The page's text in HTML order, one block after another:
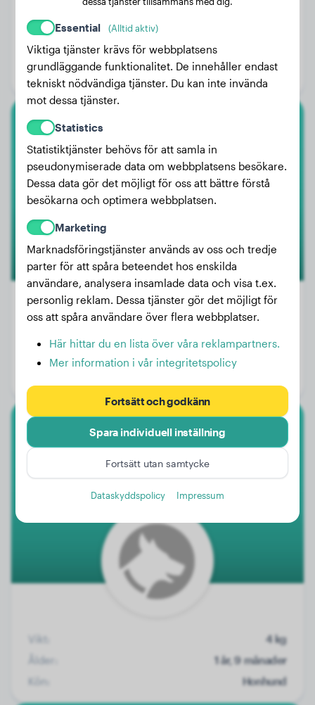
Vikt:
Ålder:
3 år, 6 månader
Kön:
Gaston
Ålder:
Dvärgpudel
Kaya
Vikt:
4 kg
Ålder:
1 år, 9 månader
Kön:
Honhund
Essential (Alltid aktiv)
Viktiga tjänster krävs för webbplatsens
grundläggande funktionalitet. De innehåller endast
tekniskt nödvändiga tjänster. Du kan inte invända
mot dessa tjänster.
Statistics
Statistiktjänster behövs för att samla in
pseudonymiserade data om webbplatsens besökare.
Dessa data gör det möjligt för oss att bättre förstå
besökarna och optimera webbplatsen.
Marketing
Marknadsföringstjänster används av oss och tredje
parter för att spåra beteendet hos enskilda
användare, analysera insamlade data och visa t.ex.
personlig reklam. Dessa tjänster gör det möjligt för
oss att spåra användare över flera webbplatser.
Här hittar du en lista över våra reklampartners.
Mer information i vår integritetspolicy
Fortsätt och godkänn
Spara individuell inställning
Fortsätt utan samtycke
Dataskyddspolicy Impressum